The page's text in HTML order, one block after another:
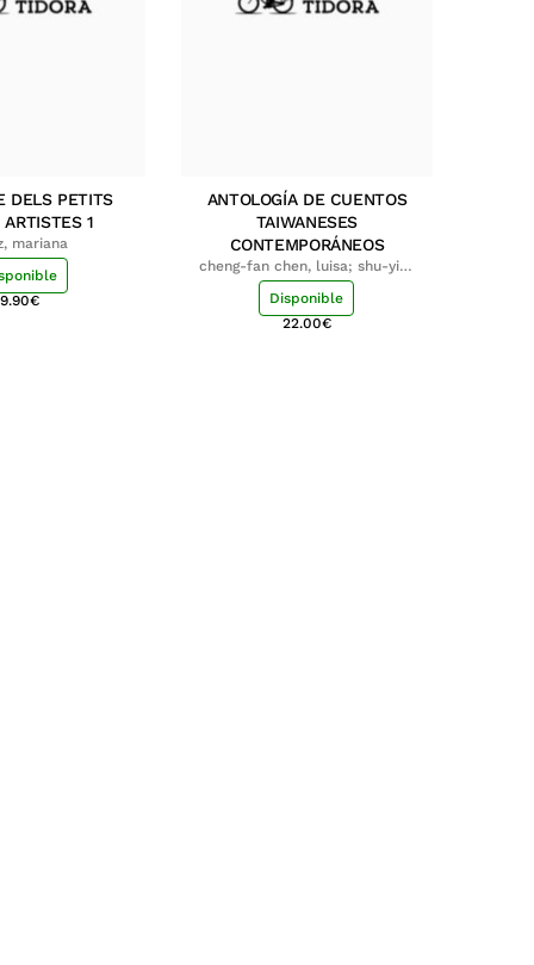
DELS PETITS
ARTISTES 1
mariana
9.90€
ANTOLOGÍA DE CUENTOS
TAIWANESES
CONTEMPORÁNEOS
cheng-fan chen, luisa; shu-ying
chang, luisa
Disponible
22.00€